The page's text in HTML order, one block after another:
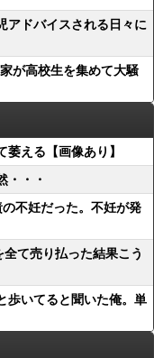
アドバイスされる日々に
が高校生を集めて大騒
える【画像あり】
・・・
不妊だった。不妊が発
て売り払った結果こう
歩いてると聞いた俺。単